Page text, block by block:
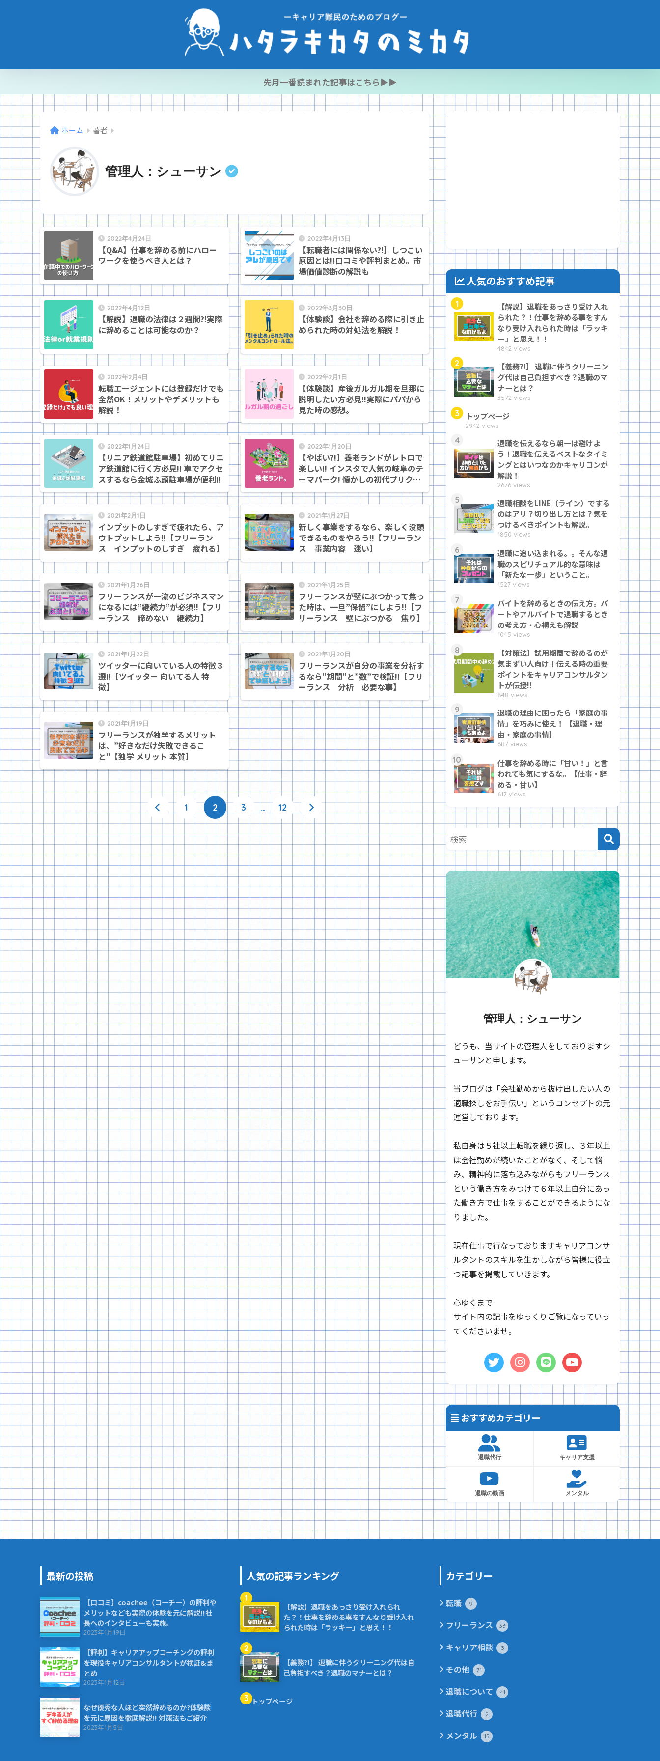
先月一番読まれた記事はこちら▶︎▶︎
ホーム 著者
管理人：シューサン
2022年4月24日
【Q&A】仕事を辞める前にハロー
ワークを使うべき人とは？
2022年4月13日
【転職者には関係ない?!】しつこい
原因とは!!口コミや評判まとめ。市
場価値診断の解説も
2022年4月12日
【解説】退職の法律は２週間?!実際
に辞めることは可能なのか？
2022年3月30日
【体験談】会社を辞める際に引き止
められた時の対処法を解説！
2022年2月4日
転職エージェントには登録だけでも
全然OK！メリットやデメリットも
解説！
2022年2月1日
【体験談】産後ガルガル期を旦那に
説明したい方必見!!実際にパパから
見た時の感想。
2022年1月24日
【リニア鉄道館駐車場】初めてリニ
ア鉄道館に行く方必見!! 車でアクセ
スするなら金城ふ頭駐車場が便利!!
2022年1月20日
【やばい?!】養老ランドがレトロで
楽しい!! インスタで人気の岐阜のテ
ーマパーク! 懐かしの初代プリクラ
も！
2021年2月1日
インプットのしすぎで疲れたら、ア
ウトプットしよう!!【フリーラン
ス インプットのしすぎ 疲れる】
2021年1月27日
新しく事業をするなら、楽しく没頭
できるものをやろう!!【フリーラン
ス 事業内容 迷い】
2021年1月26日
フリーランスが一流のビジネスマン
になるには”継続力”が必須!!【フリ
ーランス 諦めない 継続力】
2021年1月25日
フリーランスが壁にぶつかって焦っ
た時は、一旦”保留”にしよう!!【フ
リーランス 壁にぶつかる 焦り】
2021年1月22日
ツイッターに向いている人の特徴３
選!!【ツイッター 向いてる人 特
徴】
2021年1月20日
フリーランスが自分の事業を分析す
るなら”期間”と”数”で検証!!【フリ
ーランス 分析 必要な事】
2021年1月19日
フリーランスが独学するメリット
は、”好きなだけ失敗できるこ
と”【独学 メリット 本質】
1 2 3 … 12
人気のおすすめ記事
1
【解説】退職をあっさり受け入れ
られた？！仕事を辞める事をすん
なり受け入れられた時は「ラッキ
ー」と思え！！
4842 views
2
【義務?!】 退職に伴うクリーニン
グ代は自己負担すべき？退職のマ
ナーとは？
3572 views
3 トップページ
2942 views
4
退職を伝えるなら朝一は避けよ
う！退職を伝えるベストなタイミ
ングとはいつなのかキャリコンが
解説！
2676 views
5
退職相談をLINE（ライン）でする
のはアリ？切り出し方とは？気を
つけるべきポイントも解説。
1850 views
6
退職に追い込まれる。。そんな退
職のスピリチュアル的な意味は
「新たな一歩」ということ。
1527 views
7
バイトを辞めるときの伝え方。パ
ートやアルバイトで退職するとき
の考え方・心構えも解説
1045 views
8
【対策法】試用期間で辞めるのが
気まずい人向け！伝える時の重要
ポイントをキャリアコンサルタン
トが伝授!!
848 views
9
退職の理由に困ったら「家庭の事
情」を巧みに使え！ 【退職・理
由・家庭の事情】
687 views
10
仕事を辞める時に「甘い！」と言
われても気にするな。【仕事・辞
める・甘い】
617 views
管理人：シューサン
どうも、当サイトの管理人をしておりますシ
ューサンと申します。
当ブログは「会社勤めから抜け出したい人の
適職探しをお手伝い」というコンセプトの元
運営しております。
私自身は５社以上転職を繰り返し、３年以上
は会社勤めが続いたことがなく、そして悩
み、精神的に落ち込みながらもフリーランス
という働き方をみつけて６年以上自分にあっ
た働き方で仕事をすることができるようにな
りました。
現在仕事で行なっておりますキャリアコンサ
ルタントのスキルを生かしながら皆様に役立
つ記事を掲載していきます。
心ゆくまで
サイト内の記事をゆっくりご覧になっていっ
てくださいませ。
おすすめカテゴリー
退職代行 キャリア支援
退職の動画 メンタル
最新の投稿
【口コミ】coachee（コーチー）の評判や
メリットなども実際の体験を元に解説!!社
長へのインタビューも実施。
2023年1月19日
【評判】キャリアアップコーチングの評判
を現役キャリアコンサルタントが検証&ま
とめ
2023年1月12日
なぜ優秀な人ほど突然辞めるのか?体験談
を元に原因を徹底解説!! 対策法もご紹介
2023年1月5日
人気の記事ランキング
1
【解説】退職をあっさり受け入れられ
た？！仕事を辞める事をすんなり受け入れ
られた時は「ラッキー」と思え！！
2
【義務?!】 退職に伴うクリーニング代は自
己負担すべき？退職のマナーとは？
3 トップページ
カテゴリー
転職 9
フリーランス 33
キャリア相談 3
その他 71
退職について 41
退職代行 2
メンタル 15